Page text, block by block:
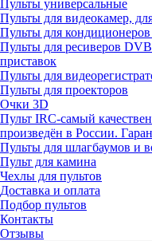
Пульты универсальные
Пульты для видеокамер,
Пульты для
Пульты для ресиверов
приставок
Пульты для
Пульты для проекторов
Очки 3D
Пульт IRC-самый
произведён в России.
Пульты для шлагбаумов и
Пульт для камина
Чехлы для пультов
Доставка и оплата
Подбор пультов
Контакты
Отзывы